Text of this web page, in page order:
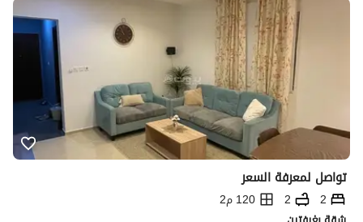
تواصل لمعرفة السعر
2
2
120 م2